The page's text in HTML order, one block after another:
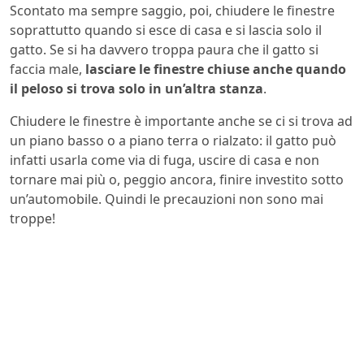
Scontato ma sempre saggio, poi, chiudere le finestre
soprattutto quando si esce di casa e si lascia solo il
gatto. Se si ha davvero troppa paura che il gatto si
faccia male, lasciare le finestre chiuse anche quando
il peloso si trova solo in un’altra stanza.
Chiudere le finestre è importante anche se ci si trova ad
un piano basso o a piano terra o rialzato: il gatto può
infatti usarla come via di fuga, uscire di casa e non
tornare mai più o, peggio ancora, finire investito sotto
un’automobile. Quindi le precauzioni non sono mai
troppe!